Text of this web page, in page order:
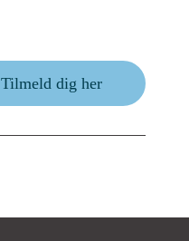
Tilmeld dig her